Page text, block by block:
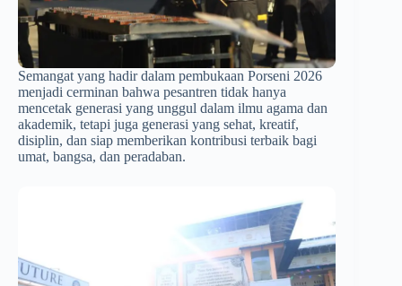
Semangat yang hadir dalam pembukaan Porseni 2026
menjadi cerminan bahwa pesantren tidak hanya
mencetak generasi yang unggul dalam ilmu agama dan
akademik, tetapi juga generasi yang sehat, kreatif,
disiplin, dan siap memberikan kontribusi terbaik bagi
umat, bangsa, dan peradaban.